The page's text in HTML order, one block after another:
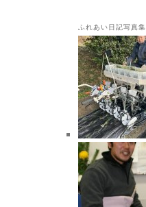
ふれあい日記写真集